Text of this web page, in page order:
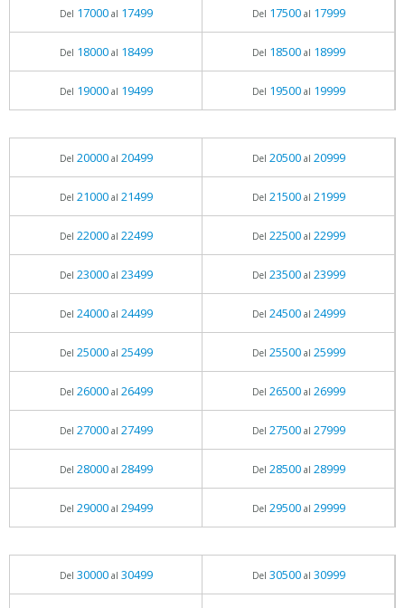
Del 17000al 17499 Del 17500al 17999
Del 18000al 18499 Del 18500al 18999
Del 19000al 19499 Del 19500al 19999
Del 20000al 20499 Del 20500al 20999
Del 21000al 21499 Del 21500al 21999
Del 22000al 22499 Del 22500al 22999
Del 23000al 23499 Del 23500al 23999
Del 24000al 24499 Del 24500al 24999
Del 25000al 25499 Del 25500al 25999
Del 26000al 26499 Del 26500al 26999
Del 27000al 27499 Del 27500al 27999
Del 28000al 28499 Del 28500al 28999
Del 29000al 29499 Del 29500al 29999
Del 30000al 30499 Del 30500al 30999